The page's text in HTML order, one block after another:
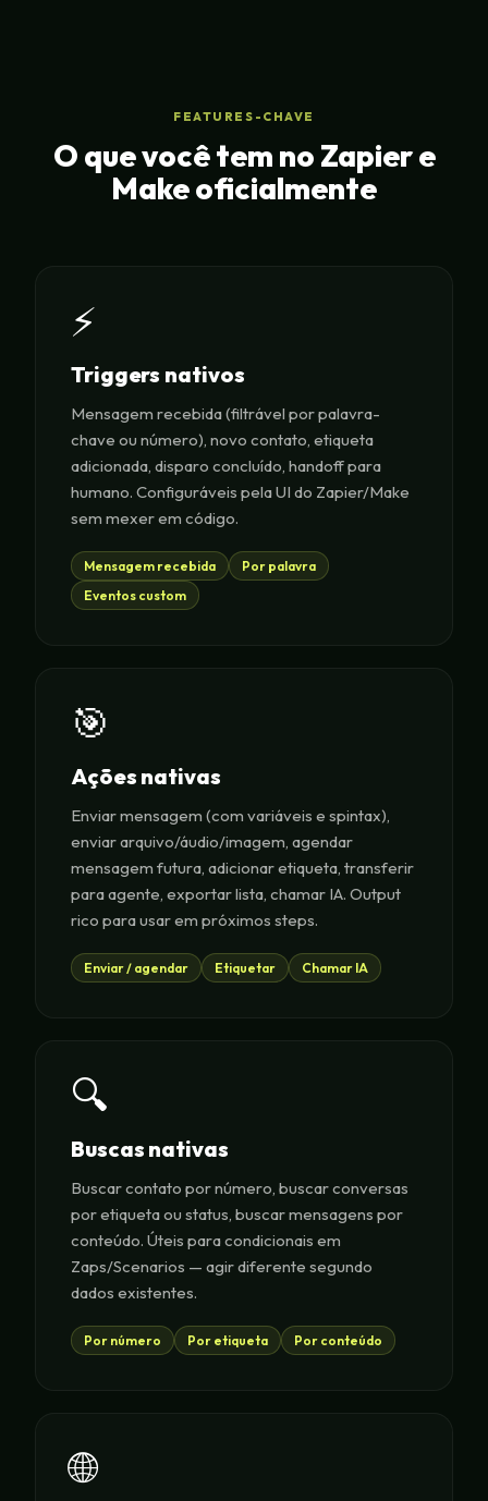
FEATURES-CHAVE
O que você tem no Zapier e
Make oficialmente
⚡
Triggers nativos
Mensagem recebida (filtrável por palavra-
chave ou número), novo contato, etiqueta
adicionada, disparo concluído, handoff para
humano. Configuráveis pela UI do Zapier/Make
sem mexer em código.
Mensagem recebida
Por palavra
Eventos custom
🎯
Ações nativas
Enviar mensagem (com variáveis e spintax),
enviar arquivo/áudio/imagem, agendar
mensagem futura, adicionar etiqueta, transferir
para agente, exportar lista, chamar IA. Output
rico para usar em próximos steps.
Enviar / agendar Etiquetar Chamar IA
🔍
Buscas nativas
Buscar contato por número, buscar conversas
por etiqueta ou status, buscar mensagens por
conteúdo. Úteis para condicionais em
Zaps/Scenarios — agir diferente segundo
dados existentes.
Por número Por etiqueta Por conteúdo
🌐